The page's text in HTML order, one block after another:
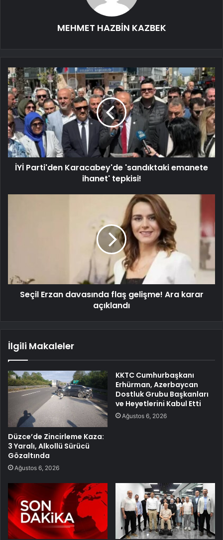
MEHMET HAZBİN KAZBEK
İYİ Parti'den Karacabey'de 'sandıktaki emanete
ihanet' tepkisi!
Seçil Erzan davasında flaş gelişme! Ara karar
açıklandı
İlgili Makaleler
Düzce’de Zincirleme Kaza:
3 Yaralı, Alkollü Sürücü
Gözaltında
Ağustos 6, 2026
KKTC Cumhurbaşkanı
Erhürman, Azerbaycan
Dostluk Grubu Başkanları
ve Heyetlerini Kabul Etti
Ağustos 6, 2026